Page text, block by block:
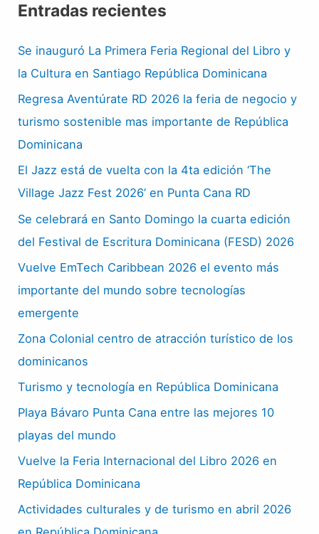
Entradas recientes
Se inauguró La Primera Feria Regional del Libro y
la Cultura en Santiago República Dominicana
Regresa Aventúrate RD 2026 la feria de negocio y
turismo sostenible mas importante de República
Dominicana
El Jazz está de vuelta con la 4ta edición ‘The
Village Jazz Fest 2026’ en Punta Cana RD
Se celebrará en Santo Domingo la cuarta edición
del Festival de Escritura Dominicana (FESD) 2026
Vuelve EmTech Caribbean 2026 el evento más
importante del mundo sobre tecnologías
emergente
Zona Colonial centro de atracción turístico de los
dominicanos
Turismo y tecnología en República Dominicana
Playa Bávaro Punta Cana entre las mejores 10
playas del mundo
Vuelve la Feria Internacional del Libro 2026 en
República Dominicana
Actividades culturales y de turismo en abril 2026